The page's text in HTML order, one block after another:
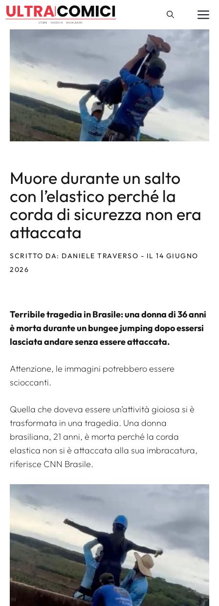
Vai
al
Muore durante un salto
con l’elastico perché la
corda di sicurezza non era
attaccata
SCRITTO DA: DANIELE TRAVERSO - IL 14 GIUGNO
2026
Terribile tragedia in Brasile: una donna di 36 anni
è morta durante un bungee jumping dopo essersi
lasciata andare senza essere attaccata.
Attenzione, le immagini potrebbero essere
scioccanti.
Quella che doveva essere un’attività gioiosa si è
trasformata in una tragedia. Una donna
brasiliana, 21 anni, è morta perché la corda
elastica non si è attaccata alla sua imbracatura,
riferisce CNN Brasile.